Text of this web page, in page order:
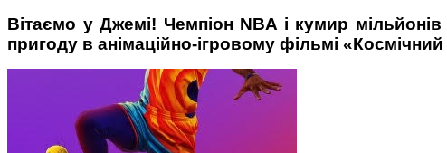
Материнське вигорання: як
Вітаємо у Джемі! Чемпіон NBA і кумир
пригоду в анімаційно-ігровому фільмі